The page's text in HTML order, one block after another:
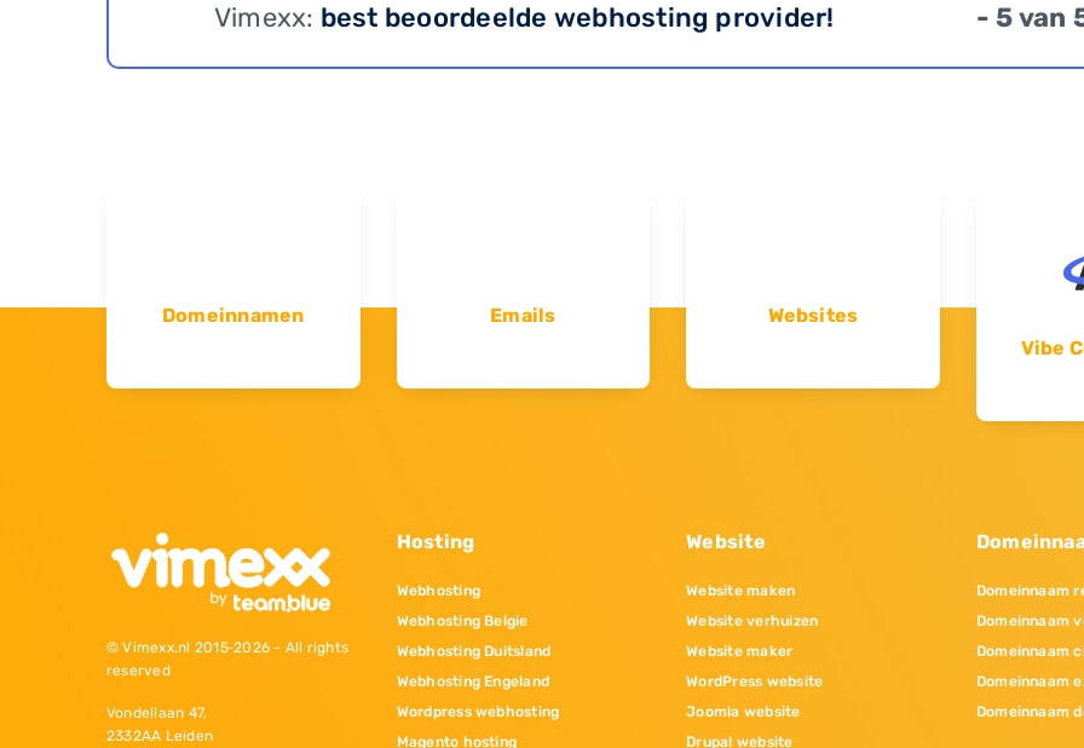
Vimexx: best beoordeelde webhosting provider! - 5 van
Domeinnamen Emails
Websites
Vibe
© Vimexx.nl 2015‐2026 - All rights
reserved
Vondellaan 47,
2332AA Leiden
Hosting
Webhosting
Webhosting Belgie
Webhosting Duitsland
Webhosting Engeland
Wordpress webhosting
Magento hosting
Website
Website maken
Website verhuizen
Website maker
WordPress website
Joomla website
Drupal website
Domeinnaam
Domeinnaam
Domeinnaam
Domeinnaam
Domeinnaam